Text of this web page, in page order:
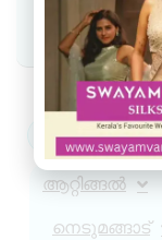
ആറ്റിങ്ങൽ
നെടുമങ്ങാട്